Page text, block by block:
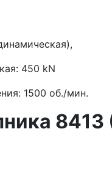
450 kN
1500 об./мин.
8413